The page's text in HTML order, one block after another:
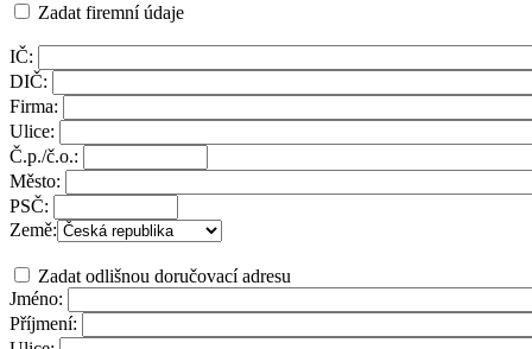
Zadat firemní údaje
IČ:
DIČ:
Firma:
Ulice:
Č.p./č.o.:
Město:
PSČ:
Země:
Zadat odlišnou doručovací adresu
Jméno:
Příjmení: